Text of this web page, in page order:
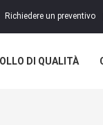
Richiedere un preventivo
DI QUALITÀ